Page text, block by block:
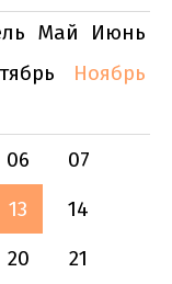
Май
Июнь
Ноябрь
06
07
13
14
20
21